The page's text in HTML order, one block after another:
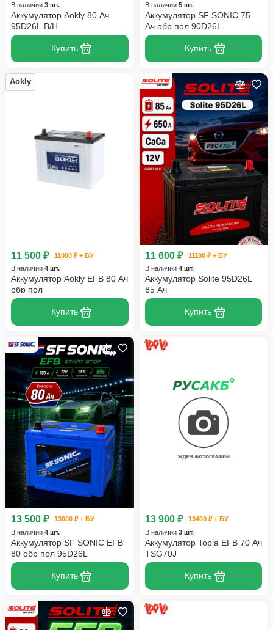
В наличии 3 шт.
Аккумулятор Aokly 80 Ач
95D26L B/H
Купить
В наличии 5 шт.
Аккумулятор SF SONIC 75
Ач обр пол 90D26L
Купить
Aokly
11 500 ₽
11000 ₽ + БУ
В наличии 4 шт.
Аккумулятор Aokly EFB 80 Ач
обр пол
Купить
11 600 ₽
11100 ₽ + БУ
В наличии 4 шт.
Аккумулятор Solite 95D26L
85 Ач
Купить
13 500 ₽
13000 ₽ + БУ
В наличии 4 шт.
Аккумулятор SF SONIC EFB
80 обр пол 95D26L
Купить
13 900 ₽
13400 ₽ + БУ
В наличии 3 шт.
Аккумулятор Topla EFB 70 Ач
TSG70J
Купить